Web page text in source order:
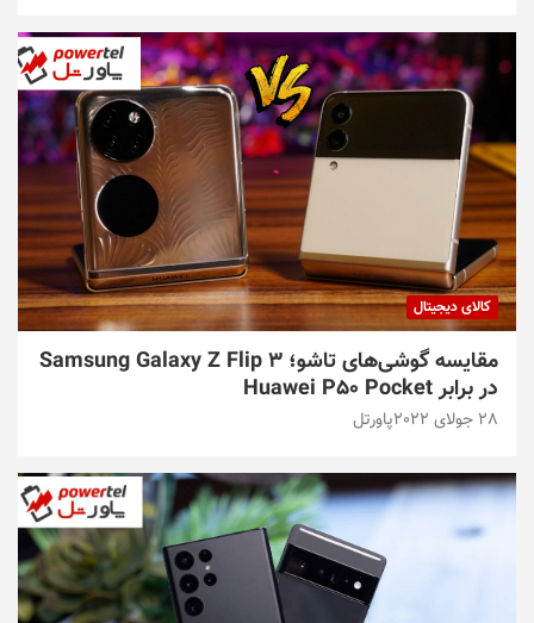
کالای دیجیتال
مقایسه گوشی‌های تاشو؛ Samsung Galaxy Z Flip 3
در برابر Huawei P50 Pocket
28 جولای 2022 پاورتل